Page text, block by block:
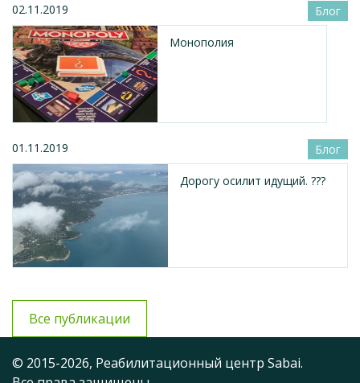
02.11.2019 Блог
Монополия
01.11.2019 Блог
Дорогу осилит идущий. ???
Все публикации
© 2015-2026, Реабилитационный центр Sabai.